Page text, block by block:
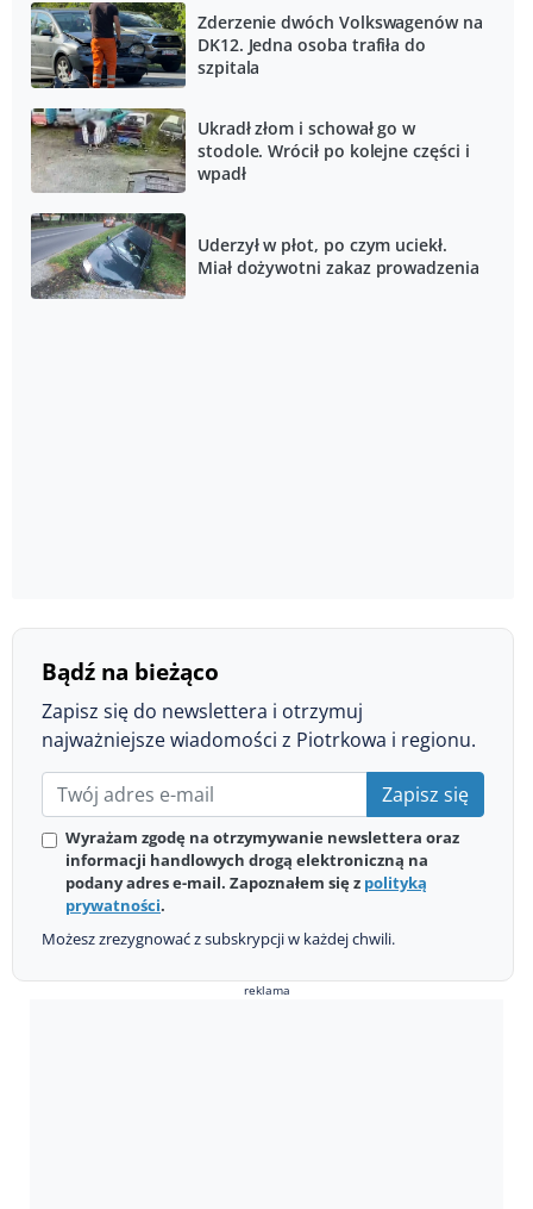
Zderzenie dwóch Volkswagenów na
DK12. Jedna osoba trafiła do
szpitala
Ukradł złom i schował go w
stodole. Wrócił po kolejne części i
wpadł
Uderzył w płot, po czym uciekł.
Miał dożywotni zakaz prowadzenia
Bądź na bieżąco
Zapisz się do newslettera i otrzymuj
najważniejsze wiadomości z Piotrkowa i regionu.
Zapisz się
Wyrażam zgodę na otrzymywanie newslettera oraz
informacji handlowych drogą elektroniczną na
podany adres e-mail. Zapoznałem się z polityką
prywatności.
Możesz zrezygnować z subskrypcji w każdej chwili.
reklama